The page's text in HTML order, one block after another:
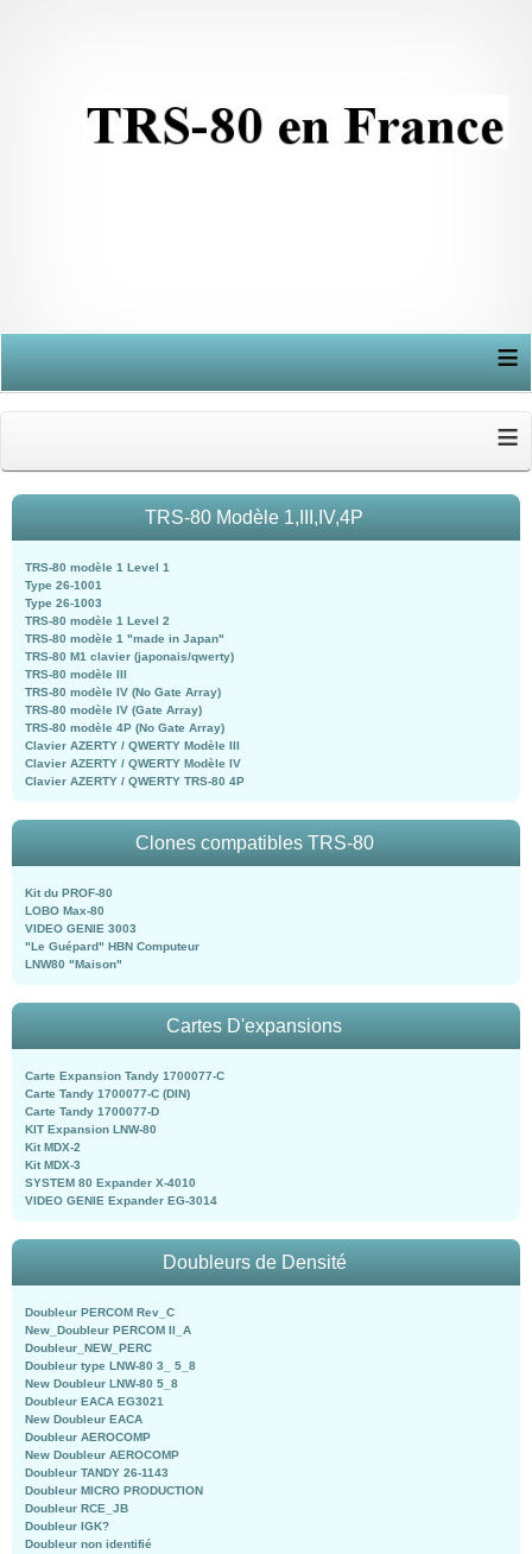
≡
≡
TRS-80 Modèle 1,III,IV,4P
TRS-80 modèle 1 Level 1
Type 26-1001
Type 26-1003
TRS-80 modèle 1 Level 2
TRS-80 modèle 1 "made in Japan"
TRS-80 M1 clavier (japonais/qwerty)
TRS-80 modèle III
TRS-80 modèle IV (No Gate Array)
TRS-80 modèle IV (Gate Array)
TRS-80 modèle 4P (No Gate Array)
Clavier AZERTY / QWERTY Modèle III
Clavier AZERTY / QWERTY Modèle IV
Clavier AZERTY / QWERTY TRS-80 4P
Clones compatibles TRS-80
Kit du PROF-80
LOBO Max-80
VIDEO GENIE 3003
"Le Guépard" HBN Computeur
LNW80 "Maison"
Cartes D'expansions
Carte Expansion Tandy 1700077-C
Carte Tandy 1700077-C (DIN)
Carte Tandy 1700077-D
KIT Expansion LNW-80
Kit MDX-2
Kit MDX-3
SYSTEM 80 Expander X-4010
VIDEO GENIE Expander EG-3014
Doubleurs de Densité
Doubleur PERCOM Rev_C
New_Doubleur PERCOM II_A
Doubleur_NEW_PERC
Doubleur type LNW-80 3_ 5_8
New Doubleur LNW-80 5_8
Doubleur EACA EG3021
New Doubleur EACA
Doubleur AEROCOMP
New Doubleur AEROCOMP
Doubleur TANDY 26-1143
Doubleur MICRO PRODUCTION
Doubleur RCE_JB
Doubleur IGK?
Doubleur non identifié